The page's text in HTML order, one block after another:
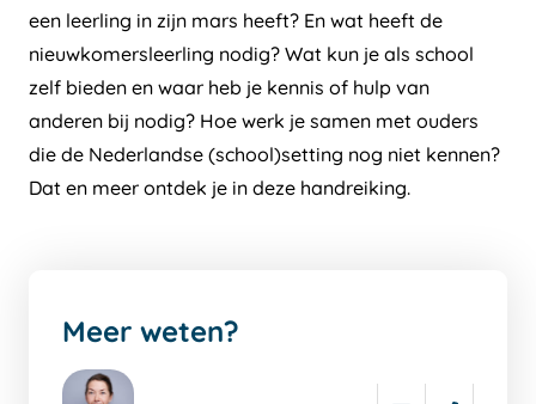
een leerling in zijn mars heeft? En wat heeft de
nieuwkomersleerling nodig? Wat kun je als school
zelf bieden en waar heb je kennis of hulp van
anderen bij nodig? Hoe werk je samen met ouders
die de Nederlandse (school)setting nog niet kennen?
Dat en meer ontdek je in deze handreiking.
Meer weten?